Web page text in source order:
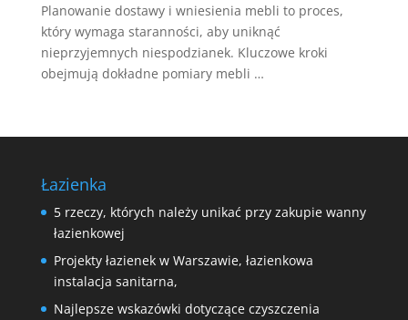
Planowanie dostawy i wniesienia mebli to proces,
który wymaga staranności, aby uniknąć
nieprzyjemnych niespodzianek. Kluczowe kroki
obejmują dokładne pomiary mebli …
Łazienka
5 rzeczy, których należy unikać przy zakupie wanny
łazienkowej
Projekty łazienek w Warszawie, łazienkowa
instalacja sanitarna,
Najlepsze wskazówki dotyczące czyszczenia